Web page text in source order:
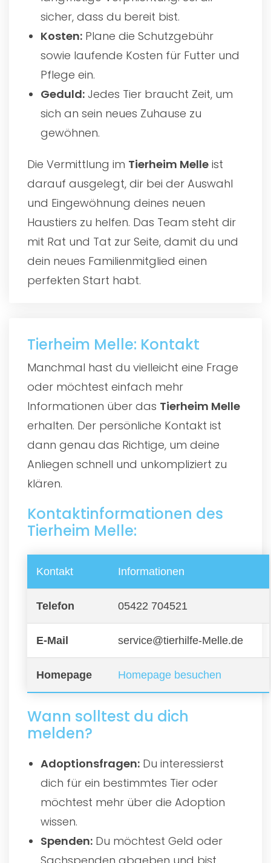
sicher, dass du bereit bist.
Kosten: Plane die Schutzgebühr
sowie laufende Kosten für Futter und
Pflege ein.
Geduld: Jedes Tier braucht Zeit, um
sich an sein neues Zuhause zu
gewöhnen.
Die Vermittlung im Tierheim Melle ist
darauf ausgelegt, dir bei der Auswahl
und Eingewöhnung deines neuen
Haustiers zu helfen. Das Team steht dir
mit Rat und Tat zur Seite, damit du und
dein neues Familienmitglied einen
perfekten Start habt.
Tierheim Melle: Kontakt
Manchmal hast du vielleicht eine Frage
oder möchtest einfach mehr
Informationen über das Tierheim Melle
erhalten. Der persönliche Kontakt ist
dann genau das Richtige, um deine
Anliegen schnell und unkompliziert zu
klären.
Kontaktinformationen des
Tierheim Melle:
Kontakt Informationen
Telefon 05422 704521
E-Mail service@tierhilfe-Melle.de
Homepage Homepage besuchen
Wann solltest du dich
melden?
Adoptionsfragen: Du interessierst
dich für ein bestimmtes Tier oder
möchtest mehr über die Adoption
wissen.
Spenden: Du möchtest Geld oder
Sachspenden abgeben und bist